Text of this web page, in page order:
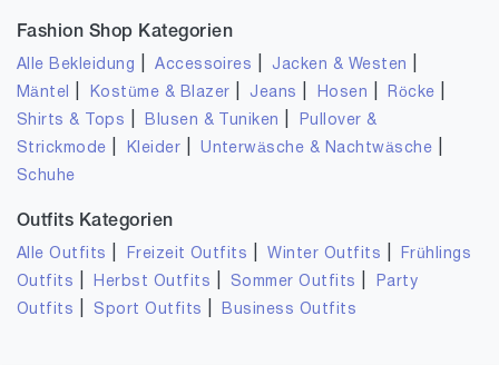
Fashion Shop Kategorien
Alle Bekleidung |Accessoires Jacken & Westen
Mäntel Kostüme & Blazer Jeans Hosen Röcke
Shirts & Tops Blusen & Tuniken
Pullover &
Strickmode
Kleider |Unterwäsche & Nachtwäsche
Schuhe
Outfits Kategorien
Alle Outfits Freizeit Outfits |Winter Outfits
Frühlings
Outfits
Herbst Outfits Sommer Outfits
Party
Outfits
Sport Outfits Business Outfits